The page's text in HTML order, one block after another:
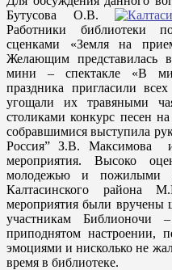
Бутусова О.В.
Работники библиотеки
сценками «Земля на
Желающим представилась
мини – спектакле «В
праздника пригласили
угощали их травяными
столиками конкурс песен
собравшимися выступила
Россия” З.В. Максимова и
мероприятия. Высоко
молодежью и пожилыми
Калтасинского района
мероприятия были вручены
участникам Библионочи
приподнятом настроении,
эмоциями и нисколько не
время в библиотеке.